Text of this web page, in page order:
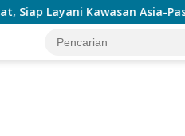
Asia-Pasifik dengan Platform